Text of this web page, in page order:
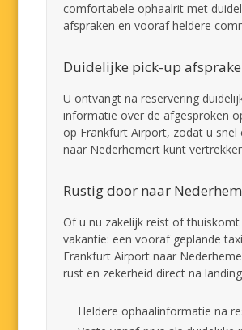
comfortabele ophaalrit met
afspraken en vooraf heldere
Duidelijke pick-up
U ontvangt na reservering
informatie over de afgesproken
op Frankfurt Airport, zodat u snel
naar Nederhemert kunt
Rustig door naar
Of u nu zakelijk reist of thuiskomt
vakantie: een vooraf geplande
Frankfurt Airport naar
rust en zekerheid direct na
Heldere ophaalinformatie na